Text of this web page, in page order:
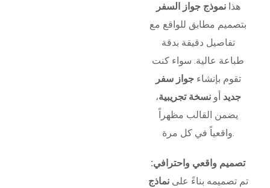
هذانموذج جواز السفر
بتصميم مطابق للواقع مع
تفاصيل دقيقة بدقة
طباعة عالية. سواء كنت
تقوم بإنشاءجواز سفر
جديد أونسخة تجريبية،
يضمن القالب مظهراً
واقعياً في كل مرة.
تصميم واقعي واحترافي:
تم تصميمه بناءً علىنماذج